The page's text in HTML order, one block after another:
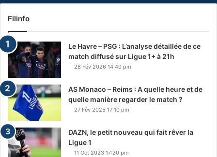
Filinfo
Le Havre – PSG : L’analyse détaillée de ce
match diffusé sur Ligue 1+ à 21h
28 Fév 2026 14:40 pm
AS Monaco – Reims : A quelle heure et de
quelle manière regarder le match ?
27 Fév 2025 17:10 pm
DAZN, le petit nouveau qui fait rêver la
Ligue 1
11 Oct 2023 17:20 pm